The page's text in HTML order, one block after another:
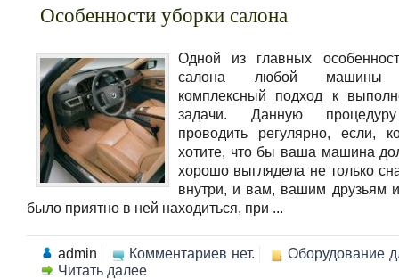
Особенности уборки салона
Одной из главных
салона любой машины
комплексный подход к
задачи. Данную
проводить регулярно, если,
хотите, что бы ваша машина
хорошо выглядела не только
внутри, и вам, вашим друзьям
было приятно в ней находиться, при ...
admin Комментариев нет.
Оборудование
Читать далее